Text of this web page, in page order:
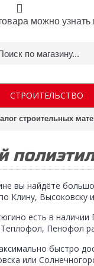
можно
СТРОИТЕЛЬСТВО
строительных
вы найдёте
Клину, Высоковску
есть в
Пенофол
быстро
или